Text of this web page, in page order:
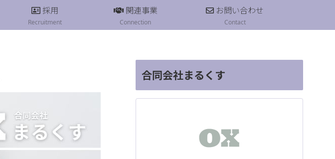
採用
Recruitment
関連事業
Connection
お問い合わせ
Contact
合同会社まるくす